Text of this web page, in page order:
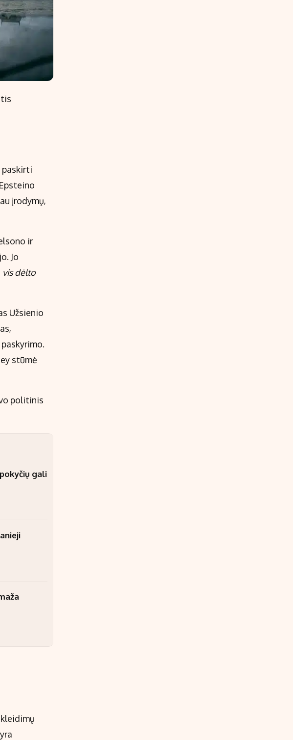
paskirti
įrodymų,
ir
Jo
vis dėlto
Užsienio
stūmė
politinis
gali